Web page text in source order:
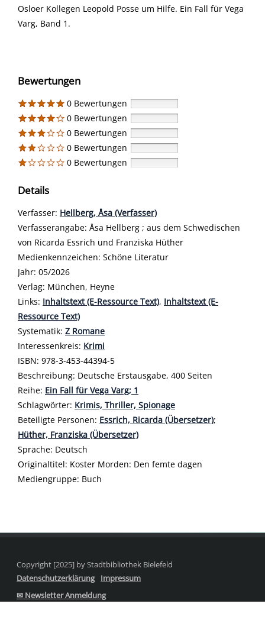
Osloer Kollegen Leopold Posse um Hilfe. Ein Fall für Vega
Varg, Band 1.
Bewertungen
0 Bewertungen
0 Bewertungen
0 Bewertungen
0 Bewertungen
0 Bewertungen
Details
Verfasser: Suche nach diesem Verfasser
Hellberg, Åsa (Verfasser)
Verfasserangabe: Åsa Hellberg ; aus dem Schwedischen
von Ricarda Essrich und Franziska Hüther
Medienkennzeichen: Schöne Literatur
Jahr: 05/2026
Verlag: München, Heyne
opens in new tab
Links: Diesen Link in neuem Tab öffnen
Inhaltstext (E-Ressource Text), Inhaltstext (E-
Ressource Text)
Systematik: Suche nach dieser Systematik
Z Romane
Interessenkreis: Suche nach diesem Interessenskreis
Krimi
ISBN: 978-3-453-44394-5
Beschreibung: Deutsche Erstausgabe, 400 Seiten
Reihe: Ein Fall für Vega Varg; 1
Schlagwörter: Krimis, Thriller, Spionage
Beteiligte Personen: Suche nach dieser Beteiligten Person
Essrich, Ricarda (Übersetzer);
Hüther, Franziska (Übersetzer)
Sprache: Deutsch
Originaltitel: Koster Morden: Den femte dagen
Mediengruppe: Buch
Copyright [2025] by Stadtbibliothek Bielefeld
Datenschutzerklärung
Impressum
✉ Newsletter Anmeldung